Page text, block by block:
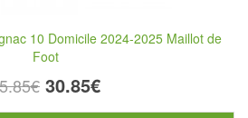
10 Domicile 2024-2025 Maillot de
Foot
30.85€